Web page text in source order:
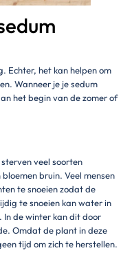
Echter, het kan helpen om
Wanneer je je sedum
het begin van de zomer of
veel soorten
bruin. Veel mensen
te snoeien zodat de
te snoeien kan water in
In de winter kan dit door
Omdat de plant in deze
tijd om zich te herstellen.